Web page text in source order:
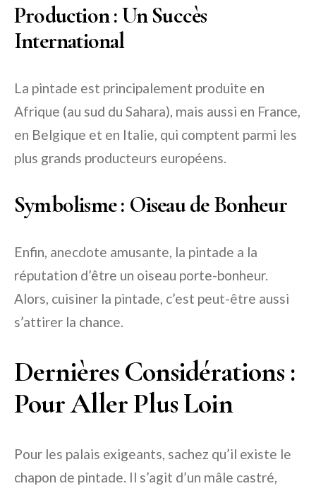
Production : Un Succès
International
La pintade est principalement produite en
Afrique (au sud du Sahara), mais aussi en France,
en Belgique et en Italie, qui comptent parmi les
plus grands producteurs européens.
Symbolisme : Oiseau de Bonheur
Enfin, anecdote amusante, la pintade a la
réputation d’être un oiseau porte-bonheur.
Alors, cuisiner la pintade, c’est peut-être aussi
s’attirer la chance.
Dernières Considérations :
Pour Aller Plus Loin
Pour les palais exigeants, sachez qu’il existe le
chapon de pintade. Il s’agit d’un mâle castré,